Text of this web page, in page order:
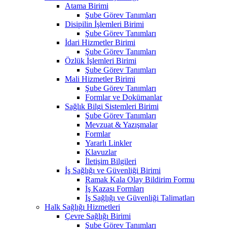
Atama Birimi
Şube Görev Tanımları
Disipilin İşlemleri Birimi
Şube Görev Tanımları
İdari Hizmetler Birimi
Şube Görev Tanımları
Özlük İşlemleri Birimi
Şube Görev Tanımları
Mali Hizmetler Birimi
Şube Görev Tanımları
Formlar ve Dokümanlar
Sağlık Bilgi Sistemleri Birimi
Şube Görev Tanımları
Mevzuat & Yazışmalar
Formlar
Yararlı Linkler
Klavuzlar
İletişim Bilgileri
İş Sağlığı ve Güvenliği Birimi
Ramak Kala Olay Bildirim Formu
İş Kazası Formları
İş Sağlığı ve Güvenliği Talimatları
Halk Sağlığı Hizmetleri
Çevre Sağlığı Birimi
Şube Görev Tanımları